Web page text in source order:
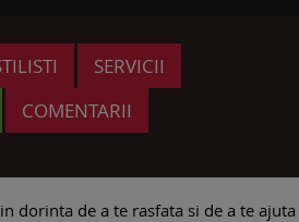
SERVICII
COMENTARII
dorinta de a te rasfata si de a te